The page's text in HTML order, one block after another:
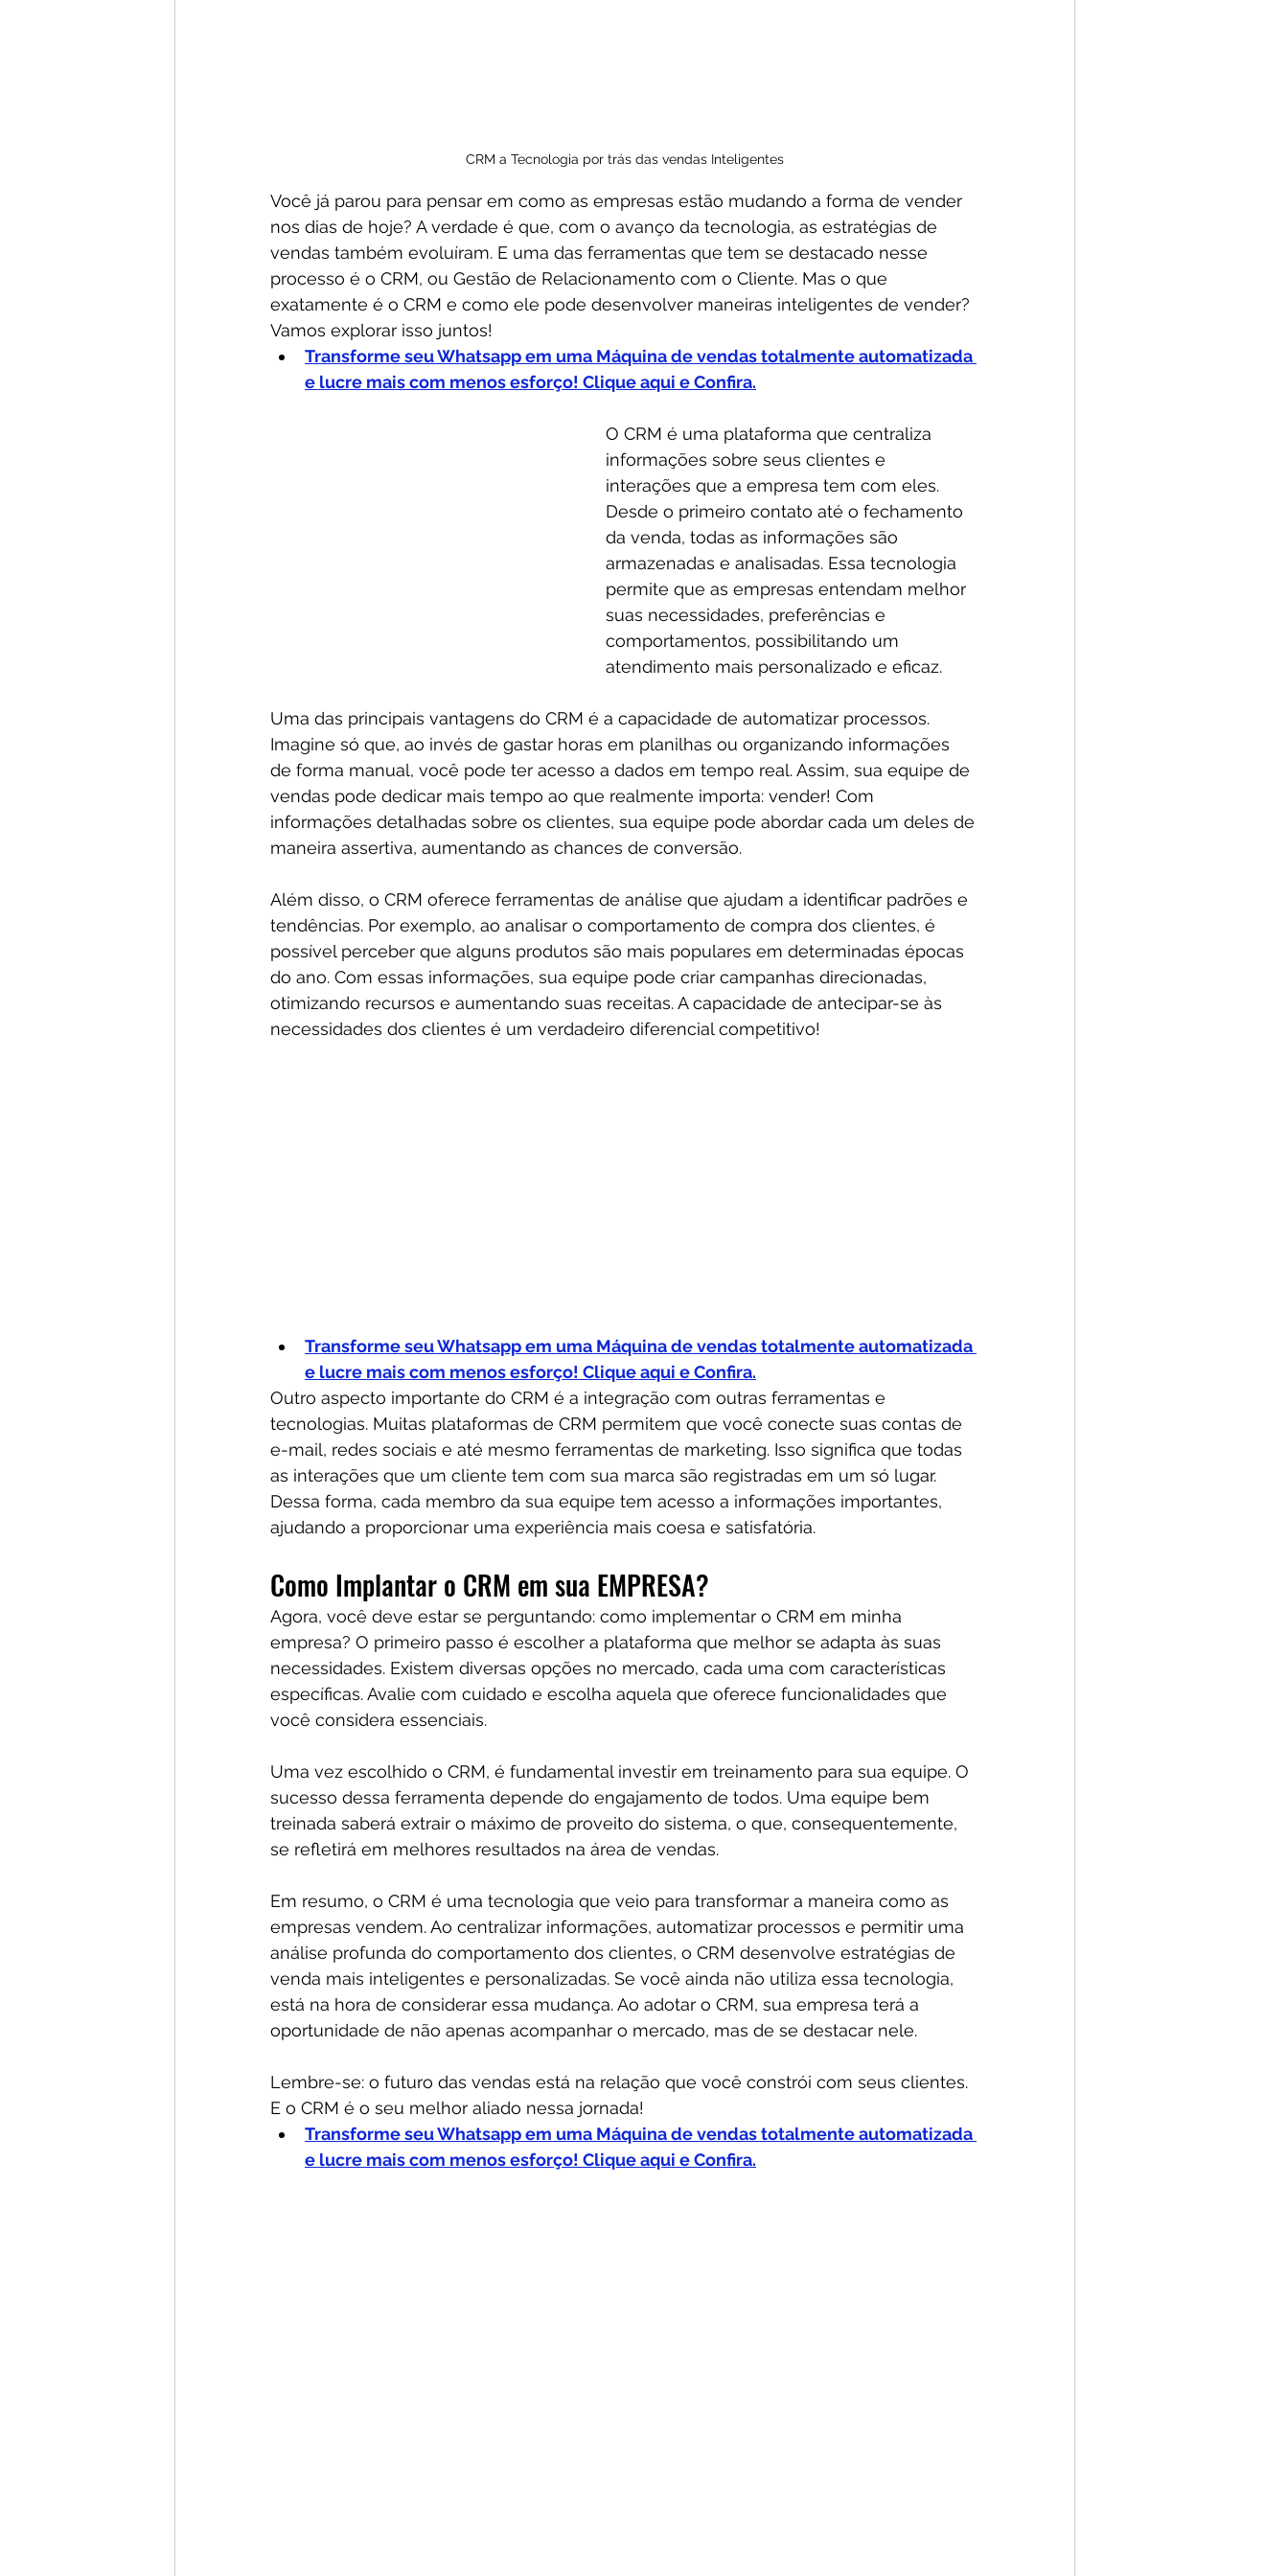
CRM a Tecnologia por trás das vendas Inteligentes
Você já parou para pensar em como as empresas estão mudando a forma de vender
nos dias de hoje? A verdade é que, com o avanço da tecnologia, as estratégias de
vendas também evoluíram. E uma das ferramentas que tem se destacado nesse
processo é o CRM, ou Gestão de Relacionamento com o Cliente. Mas o que
exatamente é o CRM e como ele pode desenvolver maneiras inteligentes de vender?
Vamos explorar isso juntos!
Transforme seu Whatsapp em uma Máquina de vendas totalmente automatizada
e lucre mais com menos esforço! Clique aqui e Confira.
O CRM é uma plataforma que centraliza
informações sobre seus clientes e
interações que a empresa tem com eles.
Desde o primeiro contato até o fechamento
da venda, todas as informações são
armazenadas e analisadas. Essa tecnologia
permite que as empresas entendam melhor
suas necessidades, preferências e
comportamentos, possibilitando um
atendimento mais personalizado e eficaz.
Uma das principais vantagens do CRM é a capacidade de automatizar processos.
Imagine só que, ao invés de gastar horas em planilhas ou organizando informações
de forma manual, você pode ter acesso a dados em tempo real. Assim, sua equipe de
vendas pode dedicar mais tempo ao que realmente importa: vender! Com
informações detalhadas sobre os clientes, sua equipe pode abordar cada um deles de
maneira assertiva, aumentando as chances de conversão.
Além disso, o CRM oferece ferramentas de análise que ajudam a identificar padrões e
tendências. Por exemplo, ao analisar o comportamento de compra dos clientes, é
possível perceber que alguns produtos são mais populares em determinadas épocas
do ano. Com essas informações, sua equipe pode criar campanhas direcionadas,
otimizando recursos e aumentando suas receitas. A capacidade de antecipar-se às
necessidades dos clientes é um verdadeiro diferencial competitivo!
Transforme seu Whatsapp em uma Máquina de vendas totalmente automatizada
e lucre mais com menos esforço! Clique aqui e Confira.
Outro aspecto importante do CRM é a integração com outras ferramentas e
tecnologias. Muitas plataformas de CRM permitem que você conecte suas contas de
e-mail, redes sociais e até mesmo ferramentas de marketing. Isso significa que todas
as interações que um cliente tem com sua marca são registradas em um só lugar.
Dessa forma, cada membro da sua equipe tem acesso a informações importantes,
ajudando a proporcionar uma experiência mais coesa e satisfatória.
Como Implantar o CRM em sua EMPRESA?
Agora, você deve estar se perguntando: como implementar o CRM em minha
empresa? O primeiro passo é escolher a plataforma que melhor se adapta às suas
necessidades. Existem diversas opções no mercado, cada uma com características
específicas. Avalie com cuidado e escolha aquela que oferece funcionalidades que
você considera essenciais.
Uma vez escolhido o CRM, é fundamental investir em treinamento para sua equipe. O
sucesso dessa ferramenta depende do engajamento de todos. Uma equipe bem
treinada saberá extrair o máximo de proveito do sistema, o que, consequentemente,
se refletirá em melhores resultados na área de vendas.
Em resumo, o CRM é uma tecnologia que veio para transformar a maneira como as
empresas vendem. Ao centralizar informações, automatizar processos e permitir uma
análise profunda do comportamento dos clientes, o CRM desenvolve estratégias de
venda mais inteligentes e personalizadas. Se você ainda não utiliza essa tecnologia,
está na hora de considerar essa mudança. Ao adotar o CRM, sua empresa terá a
oportunidade de não apenas acompanhar o mercado, mas de se destacar nele.
Lembre-se: o futuro das vendas está na relação que você constrói com seus clientes.
E o CRM é o seu melhor aliado nessa jornada!
Transforme seu Whatsapp em uma Máquina de vendas totalmente automatizada
e lucre mais com menos esforço! Clique aqui e Confira.